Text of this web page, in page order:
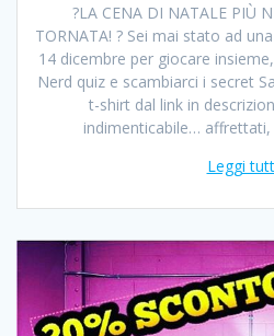
?LA CENA DI NATALE PIÙ
TORNATA! ? Sei mai stato ad
14 dicembre per giocare
Nerd quiz e scambiarci i secret
t-shirt dal link in
indimenticabile…
Leggi